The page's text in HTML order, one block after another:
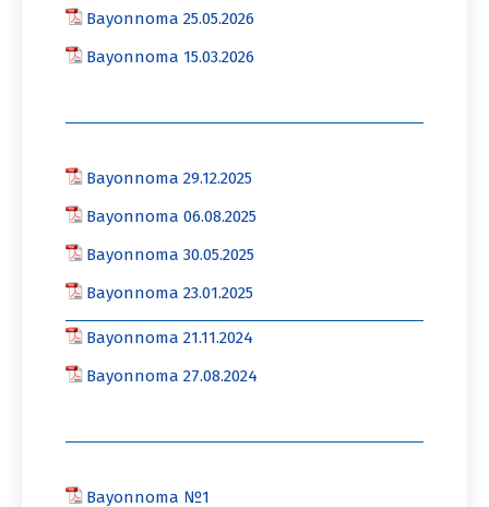
Bayonnoma 25.05.2026
Bayonnoma 15.03.2026
Bayonnoma 29.12.2025
Bayonnoma 06.08.2025
Bayonnoma 30.05.2025
Bayonnoma 23.01.2025
Bayonnoma 21.11.2024
Bayonnoma 27.08.2024
Bayonnoma №1